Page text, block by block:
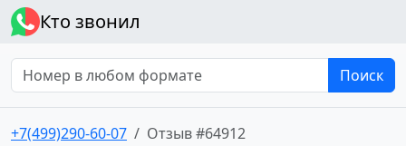
Кто звонил
Поиск
+7(499)290-60-07 Отзыв #64912